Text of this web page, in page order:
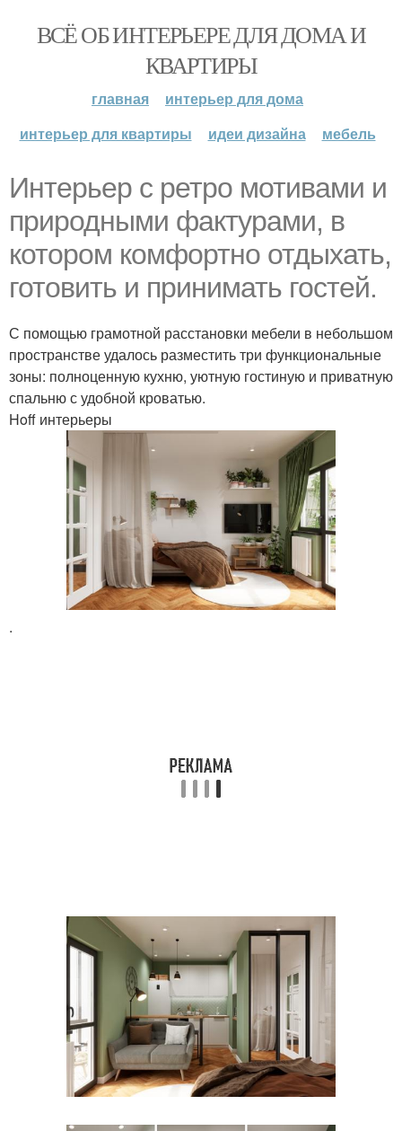
ВСЁ ОБ ИНТЕРЬЕРЕ ДЛЯ ДОМА И
КВАРТИРЫ
главная
интерьер для дома
интерьер для квартиры
идеи дизайна мебель
Интерьер с ретро мотивами и
природными фактурами, в
котором комфортно отдыхать,
готовить и принимать гостей.
С помощью грамотной расстановки мебели в небольшом
пространстве удалось разместить три функциональные
зоны: полноценную кухню, уютную гостиную и приватную
спальню с удобной кроватью.
Hoff интерьеры
.